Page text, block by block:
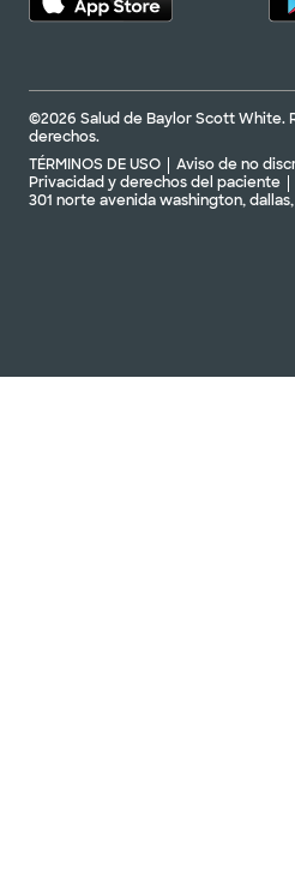
©2026 Salud de Baylor Scott White.
derechos.
TÉRMINOS DE USO
Aviso de no
Privacidad y derechos del paciente
301 norte avenida washington,